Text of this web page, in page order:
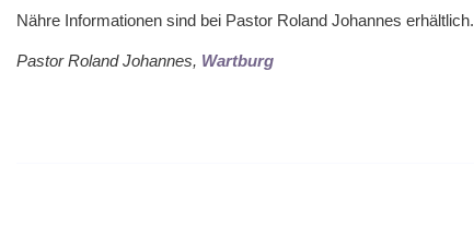
Nähre Informationen sind bei Pastor Roland Johannes erhältlich.
Pastor Roland Johannes, Wartburg